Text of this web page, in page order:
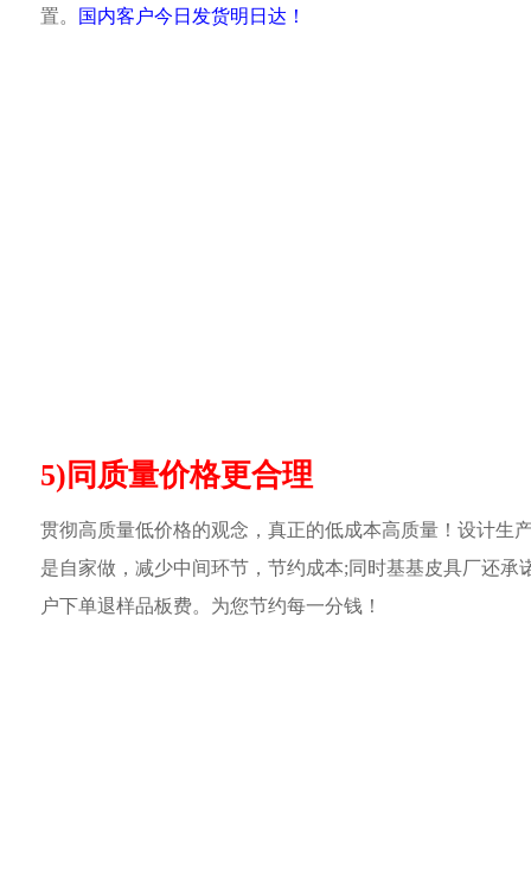
置。
国内客户今日发货明日达！
5)同质量价格更合理
贯彻高质量低价格的观念，真正的低成本高质量！设计生
是自家做，减少中间环节，节约成本;同时基基皮具厂还承
户下单退样品板费。为您节约每一分钱！